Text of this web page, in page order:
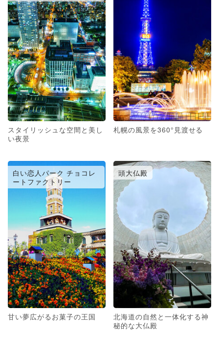
スタイリッシュな空間と美し
い夜景
札幌の風景を360°見渡せる
白い恋人パーク チョコレ
ートファクトリー
甘い夢広がるお菓子の王国
頭大仏殿
北海道の自然と一体化する神
秘的な大仏殿